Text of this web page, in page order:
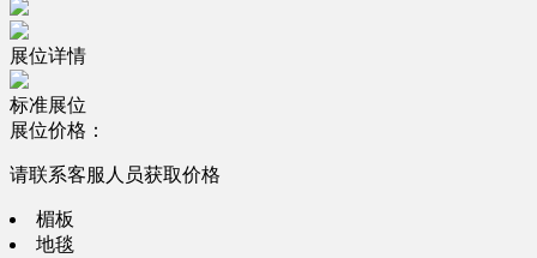
展位详情
标准展位
展位价格：
请联系客服人员获取价格
楣板
地毯